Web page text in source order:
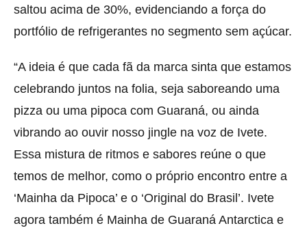
saltou acima de 30%, evidenciando a força do
portfólio de refrigerantes no segmento sem açúcar.
“A ideia é que cada fã da marca sinta que estamos
celebrando juntos na folia, seja saboreando uma
pizza ou uma pipoca com Guaraná, ou ainda
vibrando ao ouvir nosso jingle na voz de Ivete.
Essa mistura de ritmos e sabores reúne o que
temos de melhor, como o próprio encontro entre a
‘Mainha da Pipoca’ e o ‘Original do Brasil’. Ivete
agora também é Mainha de Guaraná Antarctica e